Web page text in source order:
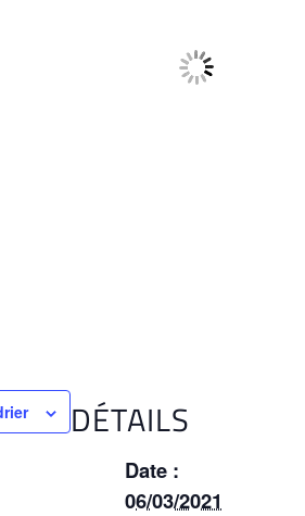
DÉTAILS
Date :
06/03/2021